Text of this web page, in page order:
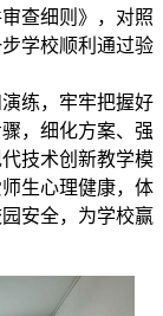
查细则》，对照
学校顺利通过验
练，牢牢把握好
，细化方案、强
技术创新教学模
生心理健康，体
安全，为学校赢